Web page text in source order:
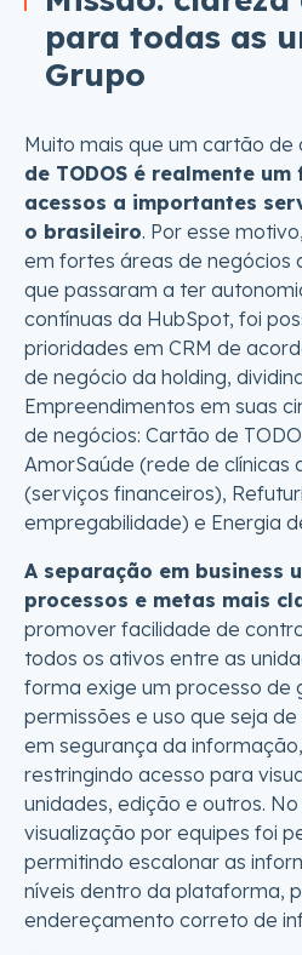
para todas as
Grupo
Muito mais que um cartão de
de TODOS é realmente
acessos a importantes
o brasileiro. Por esse
em fortes áreas de negócios
que passaram a ter
contínuas da HubSpot, foi
prioridades em CRM de
de negócio da holding,
Empreendimentos em suas
de negócios: Cartão de
AmorSaúde (rede de clínicas
(serviços financeiros),
empregabilidade) e Energia
A separação em business
processos e metas mais
promover facilidade de
todos os ativos entre as
forma exige um processo de
permissões e uso que seja
em segurança da
restringindo acesso para
unidades, edição e outros.
visualização por equipes foi
permitindo escalonar as
níveis dentro da plataforma,
endereçamento correto de